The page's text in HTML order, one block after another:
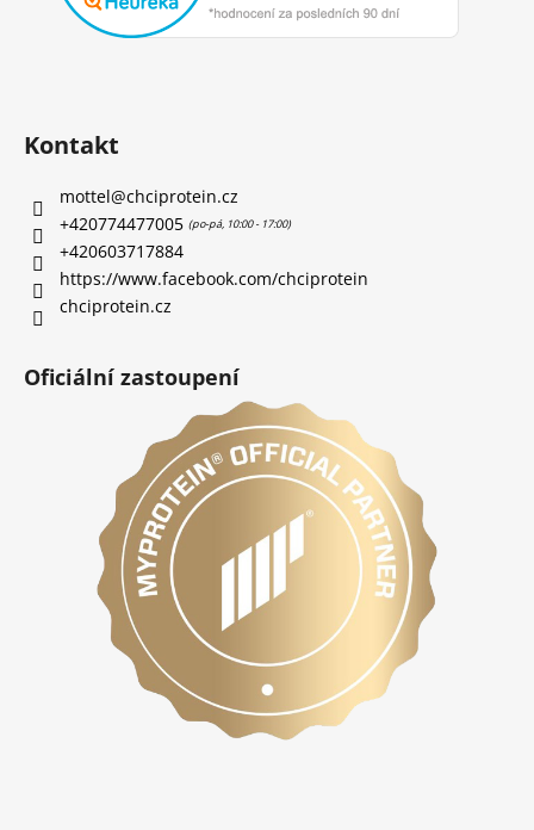
Kontakt
mottel@chciprotein.cz
+420774477005
+420603717884
https://www.facebook.com/chciprotein
chciprotein.cz
Oficiální zastoupení